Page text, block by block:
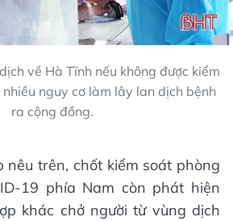
về Hà Tĩnh nếu không được kiểm
nguy cơ làm lây lan dịch bệnh
ra cộng đồng.
nêu trên, chốt kiểm soát phòng
19 phía Nam còn phát hiện
khác chở người từ vùng dịch